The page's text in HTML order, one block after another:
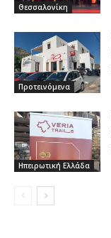
Θεσσαλονίκη
Προτεινόμενα
Ηπειρωτική Ελλάδα